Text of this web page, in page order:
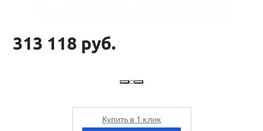
313 118 руб.
Купить в 1 клик